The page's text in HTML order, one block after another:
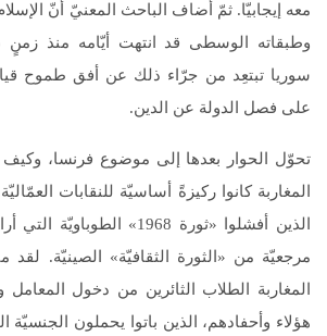
معه إيجابيّا. ثمّ أضاف الباحث المعنيّ أنّ
وطبقاته الوسطى قد انتهت أيّامه منذ زمنٍ
سوريا تبتعِد من جرّاء ذلك عن أفق طموح
على فصل الدولة عن الدين.
تحوّل الحوار بعدها إلى موضوع فرنسا، وكيف
المغاربة كانوا ركيزةً أساسيّة للنقابات
الذين أفشلوا «ثورة 1968»
مرجعيّة من «الثورة الثقافيّة» الصينيّة. لقد
المغاربة الطلاب الثائرين من دخول المعامل
هؤلاء وأحفادهم، الذين باتوا يحملون الجنسيّة